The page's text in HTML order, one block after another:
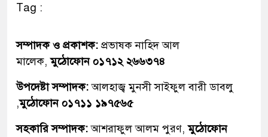
Tag :
সম্পাদক ও প্রকাশক: প্রভাষক নাহিদ আল
মালেক,মুঠোফোন ০১৭১২ ২৬৬৩৭৪
উপদেষ্টা সম্পাদক:আলহাজ্ব মুনসী সাইফুল বারী ডাবলু
,মুঠোফোন ০১৭১১ ১৯৭৫৬৫
সহকারি সম্পাদক:আশরাফুল আলম পুরণ,মুঠোফোন